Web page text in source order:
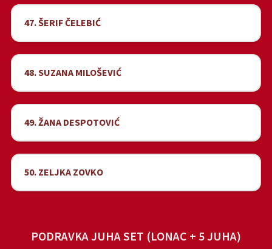
47. ŠERIF ČELEBIĆ
48. SUZANA MILOŠEVIĆ
49. ŽANA DESPOTOVIĆ
50. ZELJKA ZOVKO
PODRAVKA JUHA SET (LONAC + 5 JUHA)